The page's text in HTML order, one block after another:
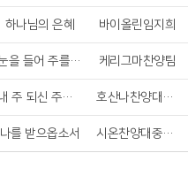
하나님의 은혜 바이올린임지희
눈을 들어 주를 보라 케리그마찬양팀
내 주 되신 주를 참 사랑하고 호산나찬양대중창단
나를 받으옵소서 시온찬양대중창단